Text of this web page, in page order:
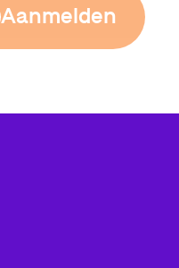
Aanmelden